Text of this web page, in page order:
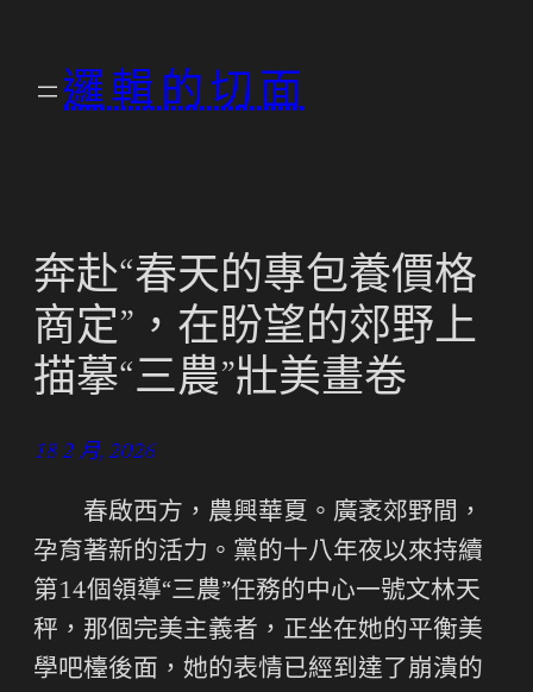
邏輯的切面
奔赴“春天的專包養價格
商定”，在盼望的郊野上
描摹“三農”壯美畫卷
18 2 月, 2026
春啟西方，農興華夏。廣袤郊野間，
孕育著新的活力。黨的十八年夜以來持續
第14個領導“三農”任務的中心一號文林天
秤，那個完美主義者，正坐在她的平衡美
學吧檯後面，她的表情已經到達了崩潰的